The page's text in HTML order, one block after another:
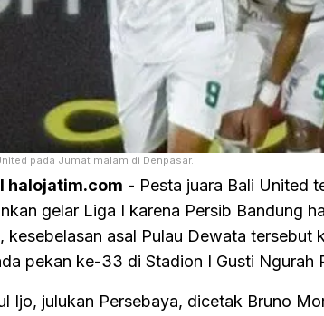
pada Jumat malam di Denpasar.
I halojatim.com - Pesta juara Bali United
gelar Liga I karena Persib Bandung
kesebelasan asal Pulau Dewata
pekan ke-33 di Stadion I Gusti Ngurah
Ijo, julukan Persebaya, dicetak Bruno